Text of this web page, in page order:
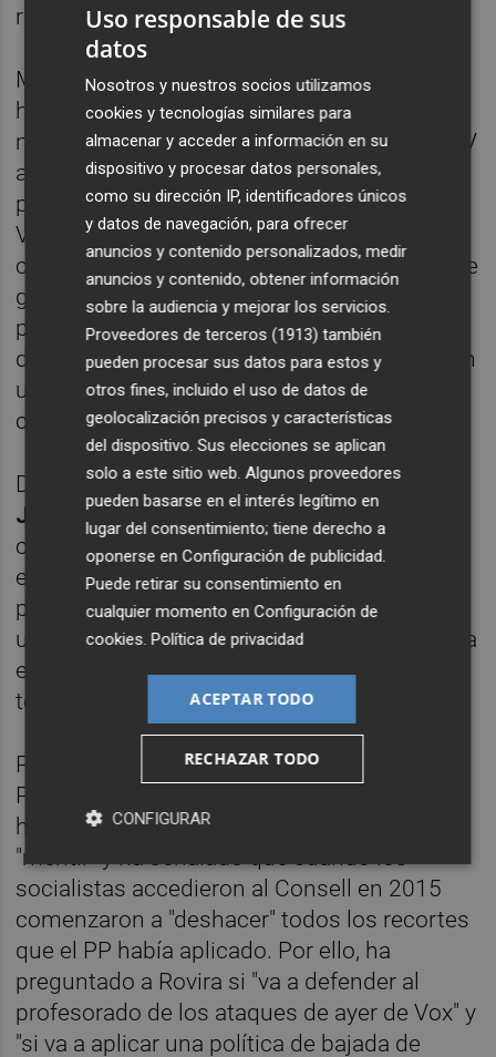
recortes y de segregación de niños".
Muñoz, que lucía una pegatina en favor de la
huelga, ha comenzado su intervención
mostrando el apoyo "incondicional" del PSPV
al paro que hoy se sigue por "la educación
pública y de calidad en la Comunitat
Valenciana", así como su "rotundo apoyo"
contra los insultos vertidos por los socios de
gobierno de Mazón, "acusando a los
profesores de la escuela pública de vagos y
de estómagos agradecidos" y ha insistido en
una defensa de la educación pública y de
calidad.
Del mismo modo, el síndic de Compromís,
Joan Baldoví, --cuyo grupo ha colgado
carteles de apoyo a la huelga en sus
escaños-- ha señalado que hoy "miles de
profesores" se han sumado a una huelga
unitaria contra la política del Consell y contra
el "conseller más incompetente que ha
tenido nunca la educación valenciana".
Por su parte, el portavoz de Educación del
PSPV-PSOE en Les Corts,
ha acusado al Gobierno de Mazón de
"mentir" y ha señalado que cuando los
socialistas accedieron al Consell en 2015
comenzaron a "deshacer" todos los recortes
que el PP había aplicado. Por ello, ha
preguntado a Rovira si "va a defender al
profesorado de los ataques de ayer de Vox" y
"si va a aplicar una política de bajada de
Uso responsable de sus
datos
Nosotros y nuestros socios utilizamos
cookies y tecnologías similares para
almacenar y acceder a información en su
dispositivo y procesar datos personales,
como su dirección IP, identificadores únicos
y datos de navegación, para ofrecer
anuncios y contenido personalizados, medir
anuncios y contenido, obtener información
sobre la audiencia y mejorar los servicios.
Proveedores de terceros (1913) también
pueden procesar sus datos para estos y
otros fines, incluido el uso de datos de
geolocalización precisos y características
del dispositivo. Sus elecciones se aplican
solo a este sitio web. Algunos proveedores
pueden basarse en el interés legítimo en
lugar del consentimiento; tiene derecho a
oponerse enConfiguración de publicidad
Puede retirar su consentimiento en
cualquier momento enConfiguración de
cookies .Política de privacidad
ACEPTAR TODO
RECHAZAR TODO
CONFIGURAR